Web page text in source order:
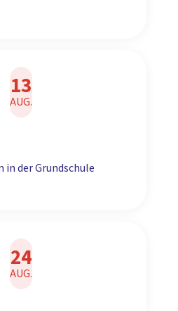
13
AUG.
der Grundschule
24
AUG.